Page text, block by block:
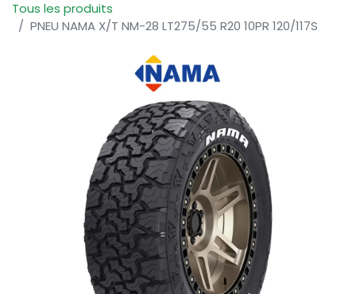
Tous les produits
PNEU NAMA X/T NM-28 LT275/55 R20 10PR 120/117S